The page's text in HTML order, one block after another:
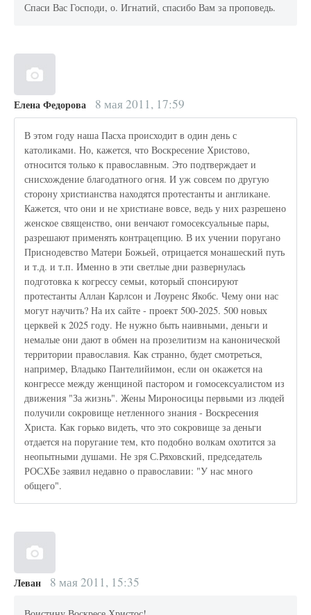
Спаси Вас Господи, о. Игнатий, спасибо Вам за проповедь.
Елена Федорова 8 мая 2011, 17:59
В этом году наша Пасха происходит в один день с
католиками. Но, кажется, что Воскресение Христово,
относится только к православным. Это подтверждает и
снисхождение благодатного огня. И уж совсем по другую
сторону христианства находятся протестанты и англикане.
Кажется, что они и не христиане вовсе, ведь у них разрешено
женское священство, они венчают гомосексуальные пары,
разрешают применять контрацепцию. В их учении поругано
Приснодевство Матери Божьей, отрицается монашеский путь
и т.д. и т.п. Именно в эти светлые дни развернулась
подготовка к когрессу семьи, который спонсируют
протестанты Аллан Карлсон и Лоуренс Якобс. Чему они нас
могут научить? На их сайте - проект 500-2025. 500 новых
церквей к 2025 году. Не нужно быть наивными, деньги и
немалые они дают в обмен на прозелитизм на канонической
территории православия. Как странно, будет смотреться,
например, Владыко Пантелийимон, если он окажется на
конгрессе между женщиной пастором и гомосексуалистом из
движения "За жизнь". Жены Мироносицы первыми из людей
получили сокровище нетленного знания - Воскресения
Христа. Как горько видеть, что это сокровище за деньги
отдается на поругание тем, кто подобно волкам охотится за
неопытными душами. Не зря С.Ряховский, председатель
РОСХБе заявил недавно о православии: "У нас много
общего".
Леван 8 мая 2011, 15:35